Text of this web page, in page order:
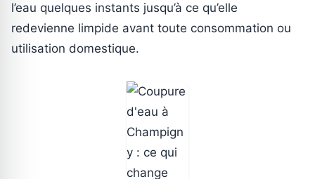
l’eau quelques instants jusqu’à ce qu’elle
redevienne limpide avant toute consommation ou
utilisation domestique.